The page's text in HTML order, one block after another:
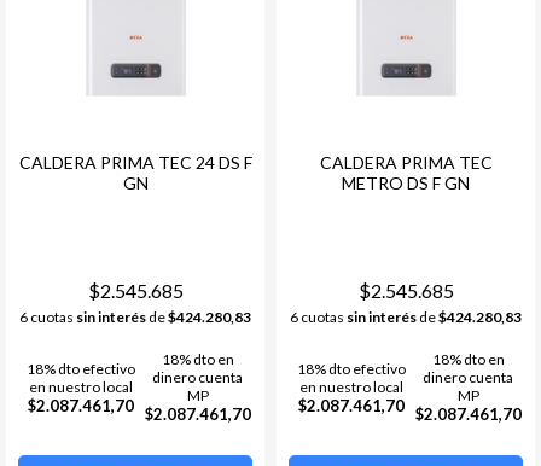
CALDERA PRIMA TEC 24 DS F
GN
$2.545.685
6 cuotas sin interés de$424.280,83
18% dto efectivo
en nuestro local
$2.087.461,70
18% dto en
dinero cuenta
MP
$2.087.461,70
CALDERA PRIMA TEC
METRO DS F GN
$2.545.685
6 cuotas sin interés de$424.280,83
18% dto efectivo
en nuestro local
$2.087.461,70
18% dto en
dinero cuenta
MP
$2.087.461,70